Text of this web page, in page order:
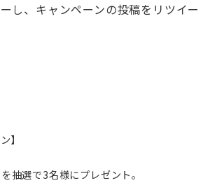
し、キャンペーンの投稿をリツイ
】
抽選で3名様にプレゼント。